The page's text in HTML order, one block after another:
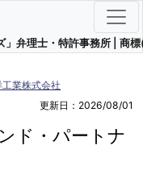
」弁理士・特許事務所 | 商
工業株式会社
更新日：2026/08/01
ド・パートナ